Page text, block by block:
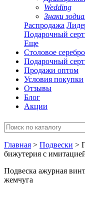
Wedding
Знаки
Распродажа
Подарочный
Еще
Столовое серебро
Подарочный
Продажи оптом
Условия покупки
Отзывы
Блог
Акции
Главная > Подвески >
бижутерия с
Подвеска ажурная
жемчуга